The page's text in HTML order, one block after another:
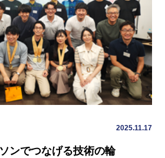
2025.11.17
ンでつなげる技術の輪